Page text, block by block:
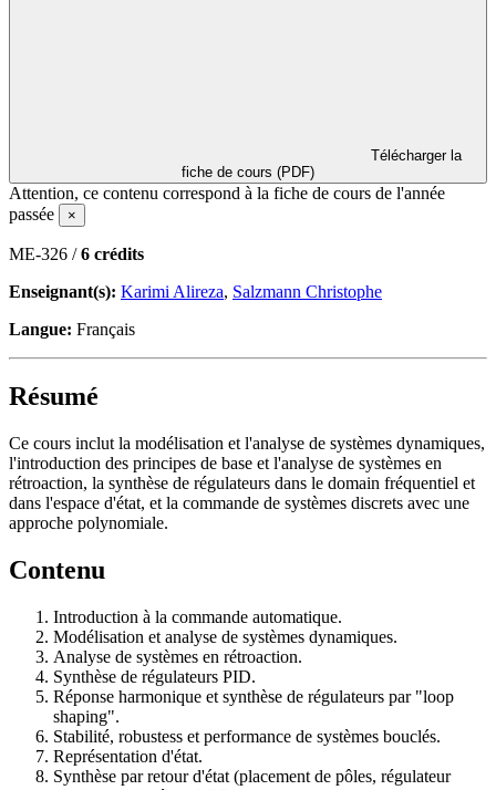
fiche de cours (PDF)
Attention, ce contenu correspond à la fiche de cours de l'année
passée
×
ME-326 /6 crédits
Enseignant(s): Karimi Alireza, Salzmann Christophe
Langue: Français
Résumé
Ce cours inclut la modélisation et l'analyse de systèmes dynamiques,
l'introduction des principes de base et l'analyse de systèmes en
rétroaction, la synthèse de régulateurs dans le domain fréquentiel et
dans l'espace d'état, et la commande de systèmes discrets avec une
approche polynomiale.
Contenu
Introduction à la commande automatique.
Modélisation et analyse de systèmes dynamiques.
Analyse de systèmes en rétroaction.
Synthèse de régulateurs PID.
Réponse harmonique et synthèse de régulateurs par "loop
shaping".
Stabilité, robustess et performance de systèmes bouclés.
Représentation d'état.
Synthèse par retour d'état (placement de pôles, régulateur